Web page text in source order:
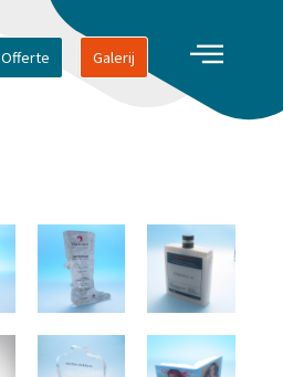
Offerte Galerij